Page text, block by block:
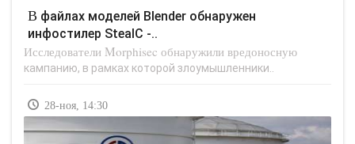
В файлах моделей Blender обнаружен
инфостилер StealC -..
Исследователи Morphisec обнаружили вредоносную
кампанию, в рамках которой злоумышленники..
28-ноя, 14:30